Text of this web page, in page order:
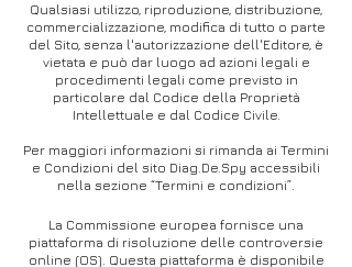
Qualsiasi utilizzo, riproduzione, distribuzione,
commercializzazione, modifica di tutto o parte
del Sito, senza l'autorizzazione dell'Editore, è
vietata e può dar luogo ad azioni legali e
procedimenti legali come previsto in
particolare dal Codice della Proprietà
Intellettuale e dal Codice Civile.
Per maggiori informazioni si rimanda ai Termini
e Condizioni del sito Diag.De.Spy accessibili
nella sezione “Termini e condizioni”.
La Commissione europea fornisce una
piattaforma di risoluzione delle controversie
online (OS). Questa piattaforma è disponibile